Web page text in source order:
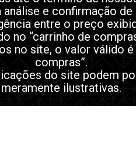
análise e confirmação de
entre o preço
no “carrinho de
no site, o valor válido é
compras”.
do site podem
meramente ilustrativas.